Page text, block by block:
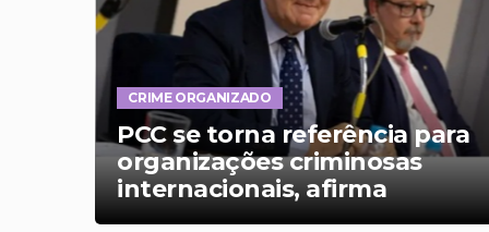
CRIME ORGANIZADO
PCC se torna referência para
organizações criminosas
internacionais, afirma
especialista italiano